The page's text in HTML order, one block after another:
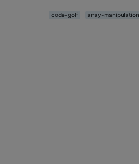
code-golf
array-manipulation